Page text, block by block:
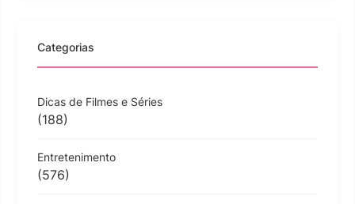
Categorias
Dicas de Filmes e Séries
(188)
Entretenimento
(576)